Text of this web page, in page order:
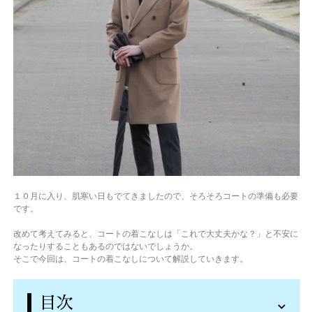
１０月に入り、肌寒い日もでてきましたので、そろそろコートの準備も必要
です。
改めて考えてみると、コートの着こなしは「これで大丈夫かな？」と不安に
なったりすることもあるのではないでしょうか。
そこで今回は、コートの着こなしについて解説していきます。
目次